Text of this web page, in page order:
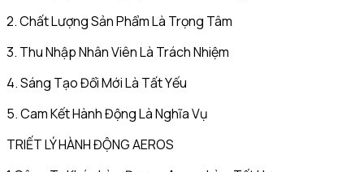
2. Chất Lượng Sản Phẩm Là Trọng Tâm
3. Thu Nhập Nhân Viên Là Trách Nhiệm
4. Sáng Tạo Đổi Mới Là Tất Yếu
5. Cam Kết Hành Động Là Nghĩa Vụ
TRIẾT LÝ HÀNH ĐỘNG AEROS